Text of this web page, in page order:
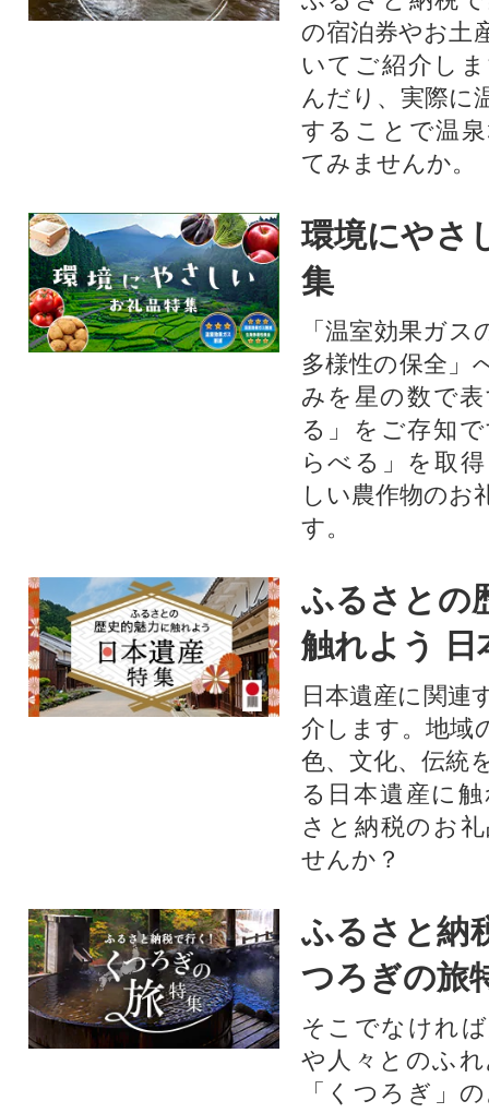
の宿泊券やお土
いてご紹介し
んだり、実際に
することで温
てみませんか。
環境にやさ
集
「温室効果ガ
多様性の保全」
みを星の数で
る」をご存知
らべる」を取
しい農作物のお
す。​
ふるさとの
触れよう 日
日本遺産に関連
介します。地域
色、文化、伝統
る日本遺産に
さと納税のお
せんか？​​​
ふるさと納
つろぎの旅
そこでなけれ
や人々とのふ
「くつろぎ」